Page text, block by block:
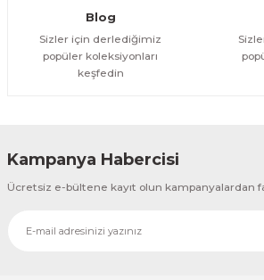
Blog
Sizler için derlediğimiz
popüler koleksiyonları
keşfedin
Kampanya Habercisi
Ücretsiz e-bültene kayıt olun kampanyalardan